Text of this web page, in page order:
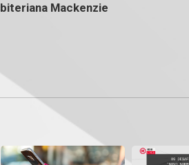
Mackenzie